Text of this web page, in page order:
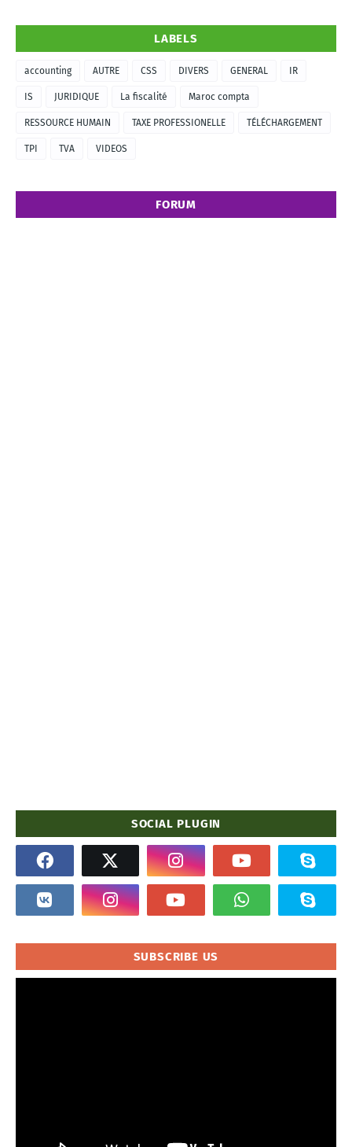
LABELS
accounting AUTRE CSS DIVERS GENERAL IR
IS JURIDIQUE La fiscalité Maroc compta
RESSOURCE HUMAIN TAXE PROFESSIONELLE TÉLÉCHARGEMENT
TPI TVA VIDEOS
FORUM
SOCIAL PLUGIN
SUBSCRIBE US